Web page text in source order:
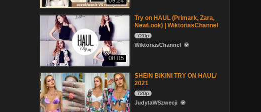
08:05
Try on HAUL (Primark, Zara,
NewLook) | WiktoriasChannel
720p
WiktoriasChannel
SHEIN BIKINI TRY ON HAUL/
2021
720p
JudytaWSzwecji